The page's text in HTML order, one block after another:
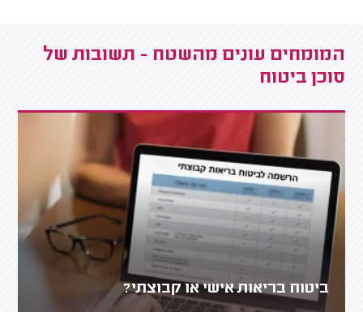
המומחים עונים מהשטח - תשובות של
סוכן ביטוח
ביטוח בריאות אישי או קבוצתי?